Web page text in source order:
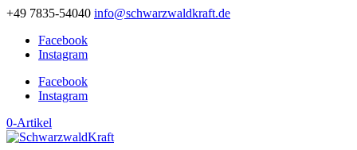
+49 7835-54040 info@schwarzwaldkraft.de
Facebook
Instagram
Facebook
Instagram
0-Artikel